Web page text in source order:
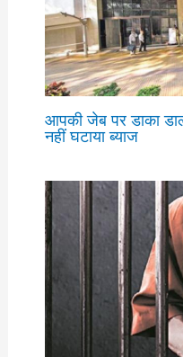
आपकी जेब पर डाका
नहीं घटाया ब्याज